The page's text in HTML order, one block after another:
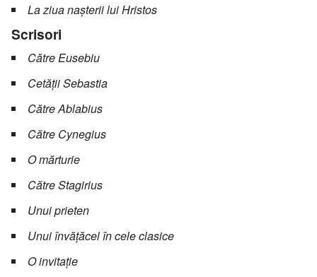
La ziua nașterii lui Hristos
Scrisori
Către Eusebiu
Cetății Sebastia
Către Ablabius
Către Cynegius
O mărturie
Către Stagirius
Unui prieten
Unui învățăcel în cele clasice
O invitație